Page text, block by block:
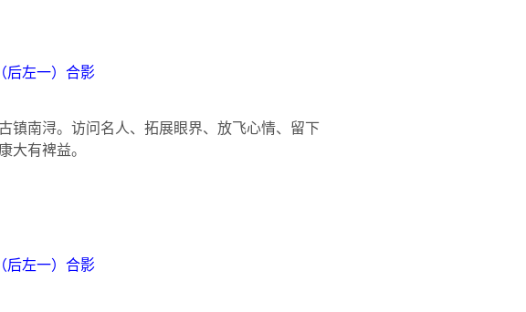
后左一）合影
镇南浔。访问名人、拓展眼界、放飞心情、留下
大有裨益。
后左一）合影